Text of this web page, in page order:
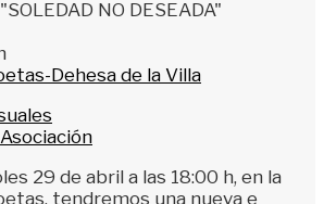
Dehesa de la Villa
29 de abril a las 18:00 h, en la
tendremos una nueva e